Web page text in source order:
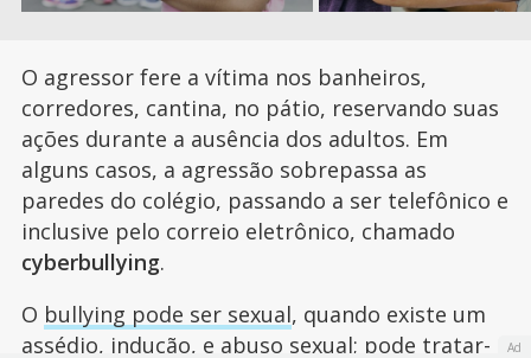
O agressor fere a vítima nos banheiros,
corredores, cantina, no pátio, reservando suas
ações durante a ausência dos adultos. Em
alguns casos, a agressão sobrepassa as
paredes do colégio, passando a ser telefônico e
inclusive pelo correio eletrônico, chamado
cyberbullying.
O bullying pode ser sexual, quando existe um
assédio, indução, e abuso sexual; pode tratar-
Ad